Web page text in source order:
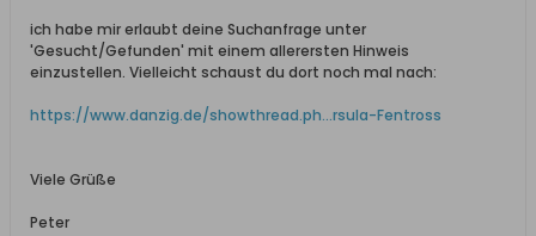
ich habe mir erlaubt deine Suchanfrage unter
'Gesucht/Gefunden' mit einem allerersten Hinweis
einzustellen. Vielleicht schaust du dort noch mal nach:
https://www.danzig.de/showthread.ph...rsula-Fentross
Viele Grüße
Peter